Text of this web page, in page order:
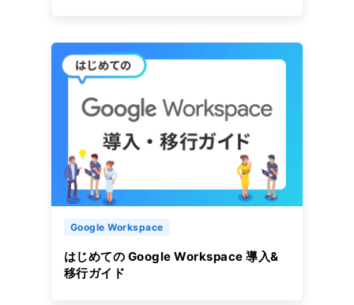
Google Workspace
はじめての Google Workspace 導入&
移行ガイド